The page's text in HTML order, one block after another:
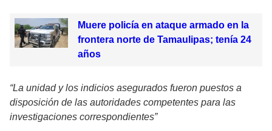
Muere policía en ataque armado en la
frontera norte de Tamaulipas; tenía 24
años
“La unidad y los indicios asegurados fueron puestos a
disposición de las autoridades competentes para las
investigaciones correspondientes”